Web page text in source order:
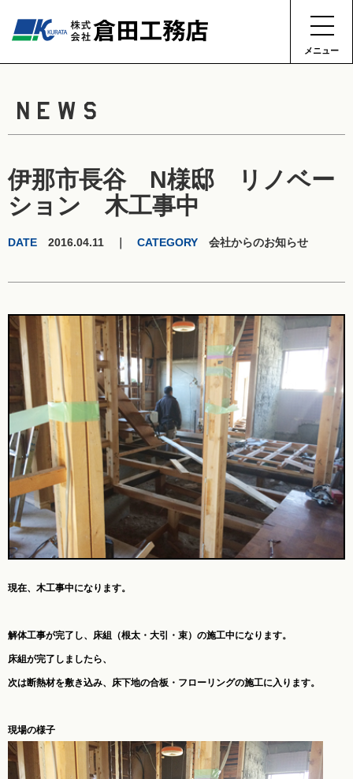
メニュー
NEWS
伊那市長谷 N様邸 リノベー
ション 木工事中
DATE 2016.04.11 ｜ CATEGORY 会社からのお知らせ
現在、 木工事中になります。
解体工事が完了し、床組（根太・大引・束）の施工中になります。
床組が完了しましたら、
次は断熱材を敷き込み、床下地の合板・フローリングの施工に入ります。
現場の様子